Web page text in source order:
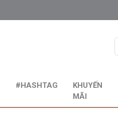
#HASHTAG
KHUYẾN
MÃI